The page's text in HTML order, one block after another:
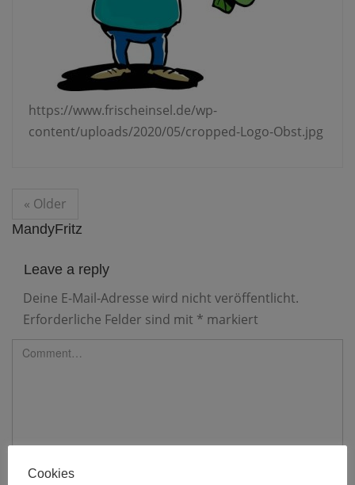
https://www.frischeinsel.de/wp-
content/uploads/2020/05/cropped-Logo-Obst.jpg
« Older
MandyFritz
Leave a reply
Deine E-Mail-Adresse wird nicht veröffentlicht.
Erforderliche Felder sind mit * markiert
Cookies